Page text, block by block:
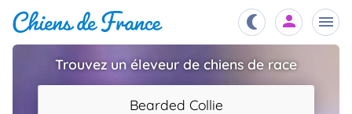
Chiots
Trouvez un éleveur de chiens de race
Bearded Collie